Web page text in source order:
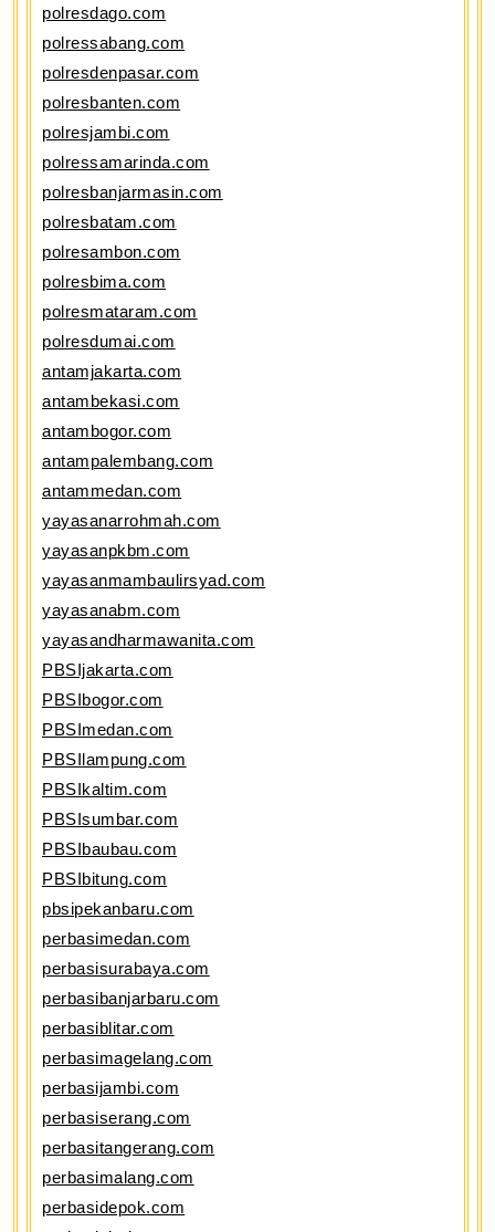
polresdago.com
polressabang.com
polresdenpasar.com
polresbanten.com
polresjambi.com
polressamarinda.com
polresbanjarmasin.com
polresbatam.com
polresambon.com
polresbima.com
polresmataram.com
polresdumai.com
antamjakarta.com
antambekasi.com
antambogor.com
antampalembang.com
antammedan.com
yayasanarrohmah.com
yayasanpkbm.com
yayasanmambaulirsyad.com
yayasanabm.com
yayasandharmawanita.com
PBSIjakarta.com
PBSIbogor.com
PBSImedan.com
PBSIlampung.com
PBSIkaltim.com
PBSIsumbar.com
PBSIbaubau.com
PBSIbitung.com
pbsipekanbaru.com
perbasimedan.com
perbasisurabaya.com
perbasibanjarbaru.com
perbasiblitar.com
perbasimagelang.com
perbasijambi.com
perbasiserang.com
perbasitangerang.com
perbasimalang.com
perbasidepok.com